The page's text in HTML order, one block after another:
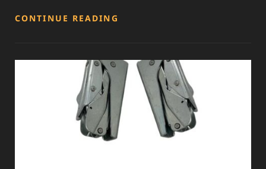
CONTINUE READING
OP
MARKTPLAATS